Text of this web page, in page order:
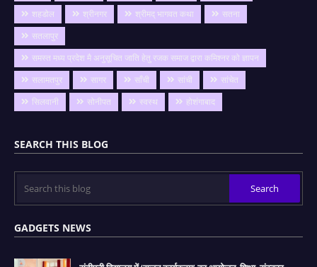
शहडोल
श्रीनगर श्रीमद् भागवत कथा
सतना
सतलापुर
समस्त मध्य प्रदेश मै अनुसूचित जाति हेतु रजक समाज द्वारा कमिश्नर को ज्ञापन
सलामतपुर
सागर साँची सांची
सांचेत
सिलवानी
सोनीपत स्वस्थ होशंगाबाद
SEARCH THIS BLOG
GADGETS NEWS